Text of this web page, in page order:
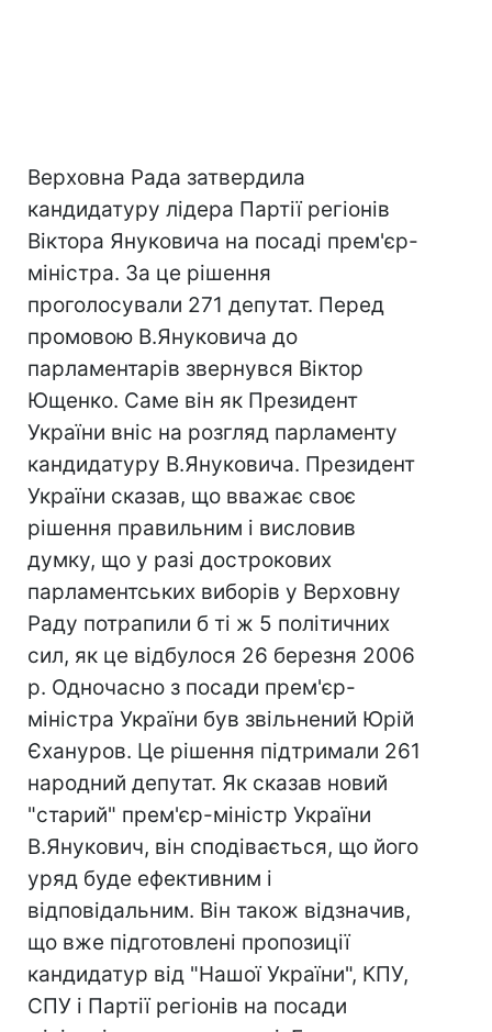
Верховна Рада затвердила
кандидатуру лідера Партії регіонів
Віктора Януковича на посаді прем'єр-
міністра. За це рішення
проголосували 271 депутат. Перед
промовою В.Януковича до
парламентарів звернувся Віктор
Ющенко. Саме він як Президент
України вніс на розгляд парламенту
кандидатуру В.Януковича. Президент
України сказав, що вважає своє
рішення правильним і висловив
думку, що у разі дострокових
парламентських виборів у Верховну
Раду потрапили б ті ж 5 політичних
сил, як це відбулося 26 березня 2006
р. Одночасно з посади прем'єр-
міністра України був звільнений Юрій
Єхануров. Це рішення підтримали 261
народний депутат. Як сказав новий
"старий" прем'єр-міністр України
В.Янукович, він сподівається, що його
уряд буде ефективним і
відповідальним. Він також відзначив,
що вже підготовлені пропозиції
кандидатур від "Нашої України", КПУ,
СПУ і Партії регіонів на посади